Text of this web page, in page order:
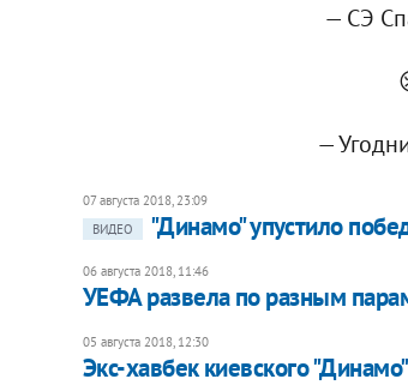
— СЭ
—
07 августа 2018, 23:09
ВИДЕО
"Динамо" упустило
06 августа 2018, 11:46
УЕФА развела по разным
05 августа 2018, 12:30
Экс-хавбек киевского